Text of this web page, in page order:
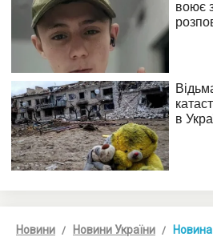
Новини Новини України Новина